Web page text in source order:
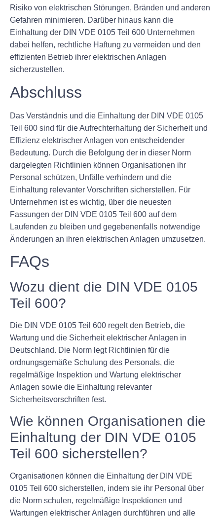
Risiko von elektrischen Störungen, Bränden und anderen
Gefahren minimieren. Darüber hinaus kann die
Einhaltung der DIN VDE 0105 Teil 600 Unternehmen
dabei helfen, rechtliche Haftung zu vermeiden und den
effizienten Betrieb ihrer elektrischen Anlagen
sicherzustellen.
Abschluss
Das Verständnis und die Einhaltung der DIN VDE 0105
Teil 600 sind für die Aufrechterhaltung der Sicherheit und
Effizienz elektrischer Anlagen von entscheidender
Bedeutung. Durch die Befolgung der in dieser Norm
dargelegten Richtlinien können Organisationen ihr
Personal schützen, Unfälle verhindern und die
Einhaltung relevanter Vorschriften sicherstellen. Für
Unternehmen ist es wichtig, über die neuesten
Fassungen der DIN VDE 0105 Teil 600 auf dem
Laufenden zu bleiben und gegebenenfalls notwendige
Änderungen an ihren elektrischen Anlagen umzusetzen.
FAQs
Wozu dient die DIN VDE 0105
Teil 600?
Die DIN VDE 0105 Teil 600 regelt den Betrieb, die
Wartung und die Sicherheit elektrischer Anlagen in
Deutschland. Die Norm legt Richtlinien für die
ordnungsgemäße Schulung des Personals, die
regelmäßige Inspektion und Wartung elektrischer
Anlagen sowie die Einhaltung relevanter
Sicherheitsvorschriften fest.
Wie können Organisationen die
Einhaltung der DIN VDE 0105
Teil 600 sicherstellen?
Organisationen können die Einhaltung der DIN VDE
0105 Teil 600 sicherstellen, indem sie ihr Personal über
die Norm schulen, regelmäßige Inspektionen und
Wartungen elektrischer Anlagen durchführen und alle